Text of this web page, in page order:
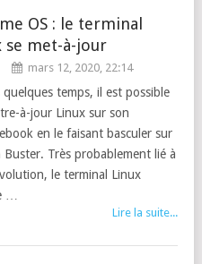
OS : le terminal
se met-à-jour
mars 12, 2020, 22:14
quelques temps, il est possible
à-jour Linux sur son
en le faisant basculer sur
Buster. Très probablement lié à
le terminal Linux
…
Lire la suite...